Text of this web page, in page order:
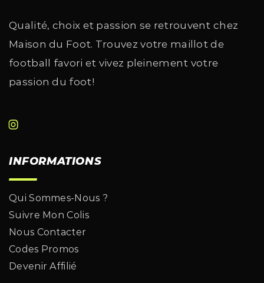
Qualité, choix et passion se retrouvent chez
Maison du Foot. Trouvez votre maillot de
football favori et vivez pleinement votre
passion du foot!
INFORMATIONS
Qui Sommes-Nous ?
Suivre Mon Colis
Nous Contacter
Codes Promos
Devenir Affilié